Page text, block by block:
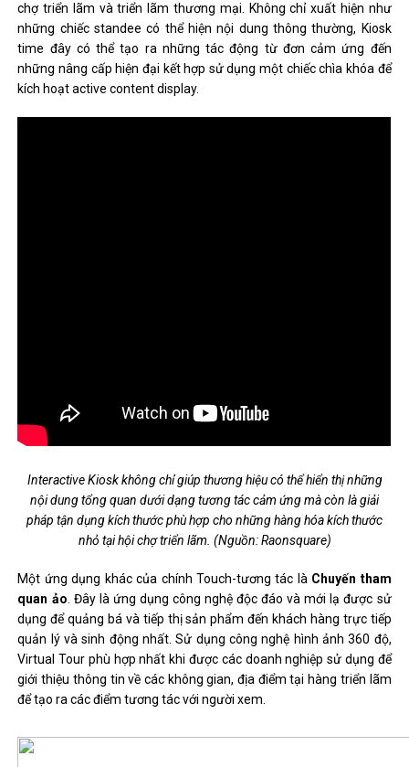
chợ triển lãm và triển lãm thương mại. Không chỉ xuất hiện như
những chiếc standee có thể hiện nội dung thông thường, Kiosk
time đây có thể tạo ra những tác động từ đơn cảm ứng đến
những nâng cấp hiện đại kết hợp sử dụng một chiếc chìa khóa để
kích hoạt active content display.
Interactive Kiosk không chỉ giúp thương hiệu có thể hiển thị những
nội dung tổng quan dưới dạng tương tác cảm ứng mà còn là giải
pháp tận dụng kích thước phù hợp cho những hàng hóa kích thước
nhỏ tại hội chợ triển lãm. (Nguồn: Raonsquare)
Một ứng dụng khác của chính Touch-tương tác là Chuyến tham
quan ảo . Đây là ứng dụng công nghệ độc đáo và mới lạ được sử
dụng để quảng bá và tiếp thị sản phẩm đến khách hàng trực tiếp
quản lý và sinh động nhất. Sử dụng công nghệ hình ảnh 360 độ,
Virtual Tour phù hợp nhất khi được các doanh nghiệp sử dụng để
giới thiệu thông tin về các không gian, địa điểm tại hàng triển lãm
để tạo ra các điểm tương tác với người xem.